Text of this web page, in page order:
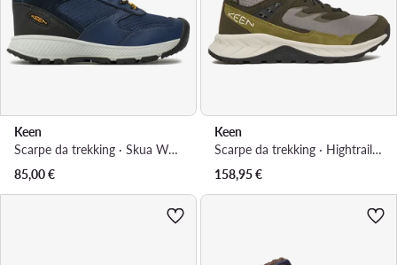
Keen
Scarpe da trekking · Skua Waterproof Boot 1029627 · Blu scuro
85,00€
Keen
Scarpe da trekking · Hightrail 1031118 · Grigio
158,95€